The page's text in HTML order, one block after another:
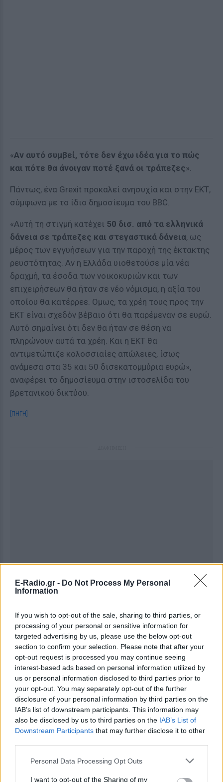
E-Radio.gr - Do Not Process My Personal
Information
If you wish to opt-out of the sale, sharing to third parties, or
processing of your personal or sensitive information for
targeted advertising by us, please use the below opt-out
section to confirm your selection. Please note that after your
opt-out request is processed you may continue seeing
interest-based ads based on personal information utilized by
us or personal information disclosed to third parties prior to
your opt-out. You may separately opt-out of the further
disclosure of your personal information by third parties on the
IAB’s list of downstream participants. This information may
also be disclosed by us to third parties on the IAB’s List of
Downstream Participants that may further disclose it to other
Personal Data Processing Opt Outs
I want to opt-out of the Sharing of my
«Αν αυτό συμβεί, τότε δεν έχω ιδέα για το πώς
και πότε θα άνοιγαν ποτέ ξανά οι τράπεζες».
Πάντως, ένα Grexit προκαλεί ανησυχία και στην ΕΚΤ,
σύμφωνα με το ίδιο δημοσίευμα του BBC.
«Αυτή τη στιγμή κατέχει 50 δισ. από τα ελληνικά
δάνεια σε τράπεζες και στεγαστικά δάνεια, ως
μέρος των εγγυήσεων για την παροχή της έκτακτης
ρευστότητας. Αν η Ελλάδα υιοθετούσε μία νέα
δραχμή, τα έσοδα των νοικοκυριών και των
επιχειρήσεων θα ήταν σε νέο νόμισμα, η αξία του
οποίου θα κατέρρεε. Ομως, τα χρέη τους προς την
ΕΚΤ είναι σχεδόν βέβαιο ότι θα παρέμεναν σε ευρώ.
Αυτό σημαίνει ότι δεν θα ήταν σε θέση να
πληρώνουν αυτά τα χρέη. Και η ΕΚΤ θα
αντιμετώπιζε κολοσσιαίες απώλειες, ίσως
ανάμεσα στα 35 και 50 δισεκατομμύρια ευρώ»,
αναφέρει το δημοσίευμα στην ιστοσελίδα του
βρετανικού δικτύου.
[ΠΗΓΗ]
Ακολουθήστε το E-Radio.gr στο Google News
και μάθετε πρώτοιτα πιο hot νέα.
Για ακόμη περισσότερανέα, μπείτε στηνροή
ειδήσεωντου E-Daily.gr
Ακολουθήστε το E-Radio.gr και στο Instagram
ΔΙΑΦΗΜΙΣΗ